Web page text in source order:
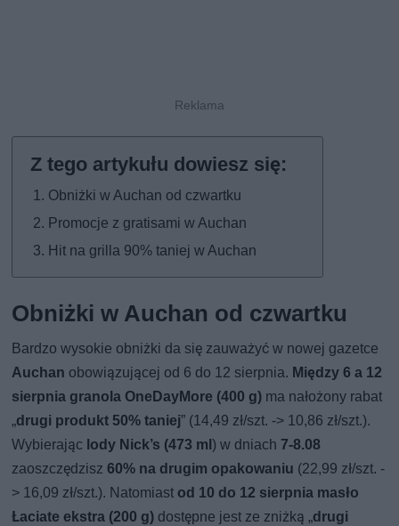
Obniżki w Auchan od czwartku
Promocje z gratisami w Auchan
Hit na grilla 90% taniej w Auchan
Obniżki w Auchan od czwartku
Bardzo wysokie obniżki da się zauważyć w nowej gazetce
Auchan obowiązującej od 6 do 12 sierpnia. Między 6 a 12
sierpnia granola OneDayMore (400 g) ma nałożony rabat
„drugi produkt 50% taniej” (14,49 zł/szt. -> 10,86 zł/szt.).
Wybierając lody Nick’s (473 ml) w dniach 7-8.08
zaoszczędzisz60% na drugim opakowaniu (22,99 zł/szt. -
> 16,09 zł/szt.). Natomiast od 10 do 12 sierpnia masło
Łaciate ekstra (200 g) dostępne jest ze zniżką „drugi